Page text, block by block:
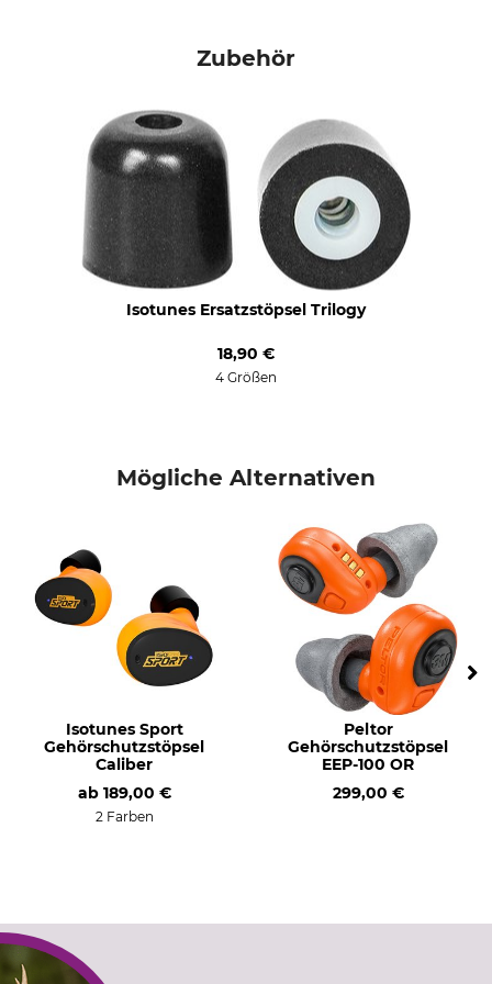
Zubehör
Isotunes Ersatzstöpsel Trilogy
18,90 €
4 Größen
Mögliche Alternativen
Isotunes Sport
Gehörschutzstöpsel
Caliber
ab 189,00 €
2 Farben
Peltor
Gehörschutzstöpsel
EEP-100 OR
299,00 €